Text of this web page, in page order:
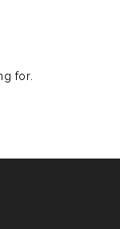
for.